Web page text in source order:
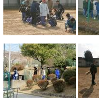
いじめ防止基
2018年9月 1日
「夏祭り」の
2018年7月27日